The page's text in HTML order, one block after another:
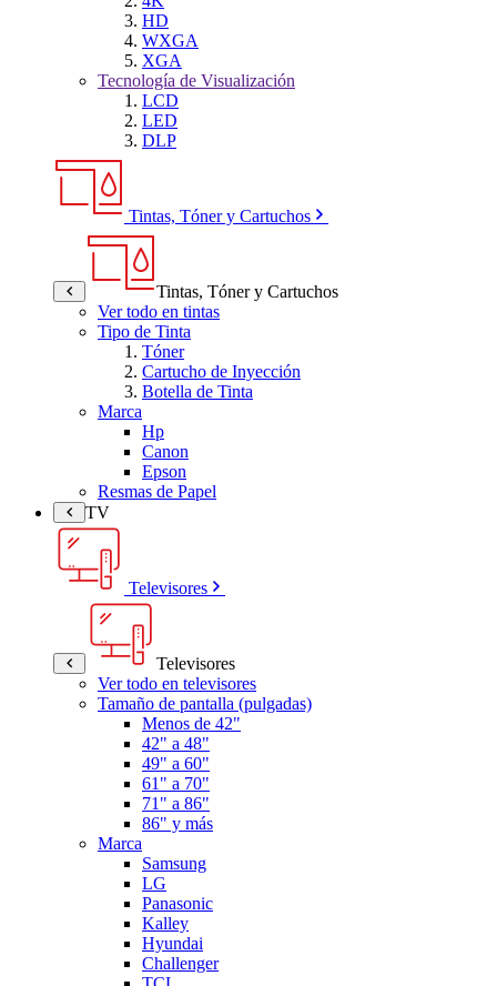
HD
WXGA
XGA
Tecnología de Visualización
LCD
LED
DLP
Tintas, Tóner y Cartuchos
Tintas, Tóner y Cartuchos
Ver todo en tintas
Tipo de Tinta
Tóner
Cartucho de Inyección
Botella de Tinta
Marca
Hp
Canon
Epson
Resmas de Papel
TV
Televisores
Televisores
Ver todo en televisores
Tamaño de pantalla (pulgadas)
Menos de 42"
42" a 48"
49" a 60"
61" a 70"
71" a 86"
86" y más
Marca
Samsung
LG
Panasonic
Kalley
Hyundai
Challenger